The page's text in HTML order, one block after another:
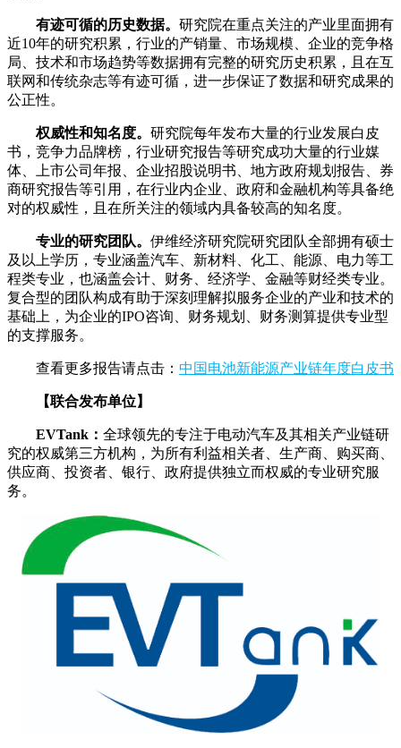
有迹可循的历史数据。 研究院在重点关注的产业里面拥有
近10年的研究积累，行业的产销量、市场规模、企业的竞争格
局、技术和市场趋势等数据拥有完整的研究历史积累，且在互
联网和传统杂志等有迹可循，进一步保证了数据和研究成果的
公正性。
权威性和知名度。 研究院每年发布大量的行业发展白皮
书，竞争力品牌榜，行业研究报告等研究成功大量的行业媒
体、上市公司年报、企业招股说明书、地方政府规划报告、券
商研究报告等引用，在行业内企业、政府和金融机构等具备绝
对的权威性，且在所关注的领域内具备较高的知名度。
专业的研究团队。 伊维经济研究院研究团队全部拥有硕士
及以上学历，专业涵盖汽车、新材料、化工、能源、电力等工
程类专业，也涵盖会计、财务、经济学、金融等财经类专业。
复合型的团队构成有助于深刻理解拟服务企业的产业和技术的
基础上，为企业的IPO咨询、财务规划、财务测算提供专业型
的支撑服务。
查看更多报告请点击： 中国电池新能源产业链年度白皮书
【联合发布单位】
EVTank： 全球领先的专注于电动汽车及其相关产业链研
究的权威第三方机构，为所有利益相关者、生产商、购买商、
供应商、投资者、银行、政府提供独立而权威的专业研究服
务。